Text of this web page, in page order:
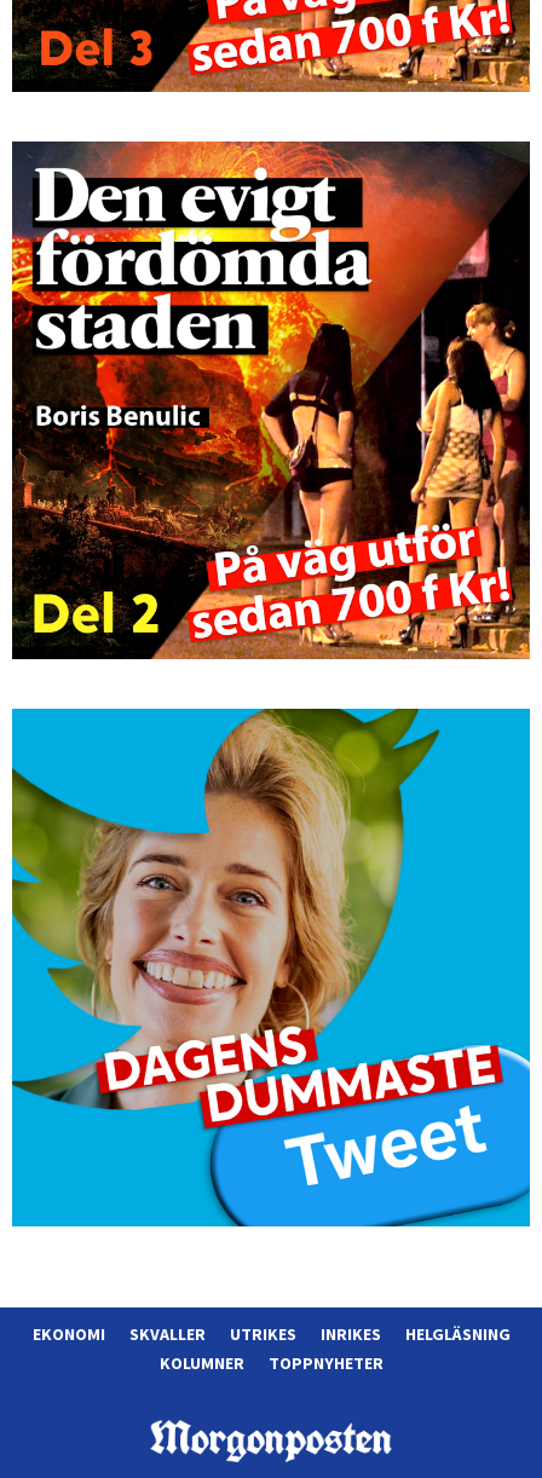
EKONOMI SKVALLER UTRIKES INRIKES
HELGLÄSNING
KOLUMNER
TOPPNYHETER